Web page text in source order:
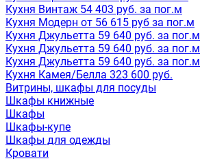
Кухня Винтаж 54 403 руб. за пог.м
Кухня Модерн от 56 615 руб за пог.м
Кухня Джульетта 59 640 руб. за пог.м
Кухня Джульетта 59 640 руб. за пог.м
Кухня Джульетта 59 640 руб. за пог.м
Кухня Камея/Белла 323 600 руб.
Витрины, шкафы для посуды
Шкафы книжные
Шкафы
Шкафы-купе
Шкафы для одежды
Кровати